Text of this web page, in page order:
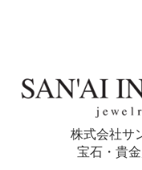
株式会社サ
宝石・貴